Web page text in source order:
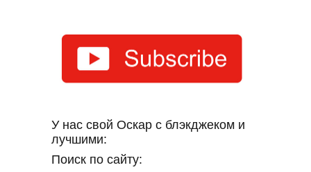
У нас свой Оскар с блэкджеком и
лучшими:
Поиск по сайту: